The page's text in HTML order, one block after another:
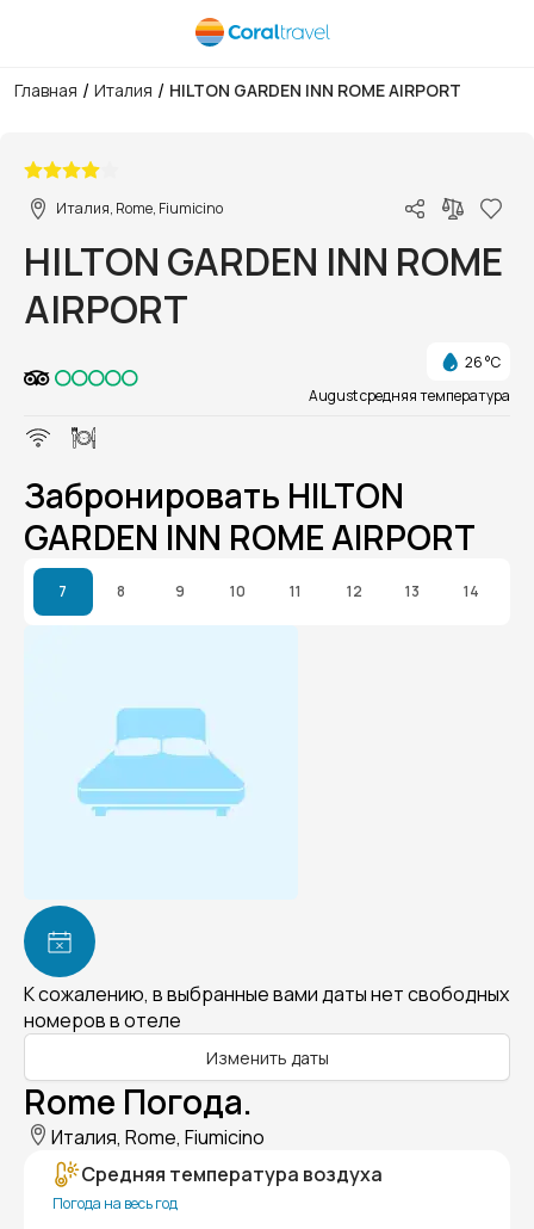
Главная / Италия / HILTON GARDEN INN ROME AIRPORT
Италия, Rome, Fiumicino
HILTON GARDEN INN ROME
AIRPORT
26 °C
August средняя температура
Забронировать HILTON
GARDEN INN ROME AIRPORT
7 8 9 10 11 12 13 14
К сожалению, в выбранные вами даты нет свободных
номеров в отеле
Изменить даты
Rome Погода.
Италия, Rome, Fiumicino
Средняя температура воздуха
Погода на весь год